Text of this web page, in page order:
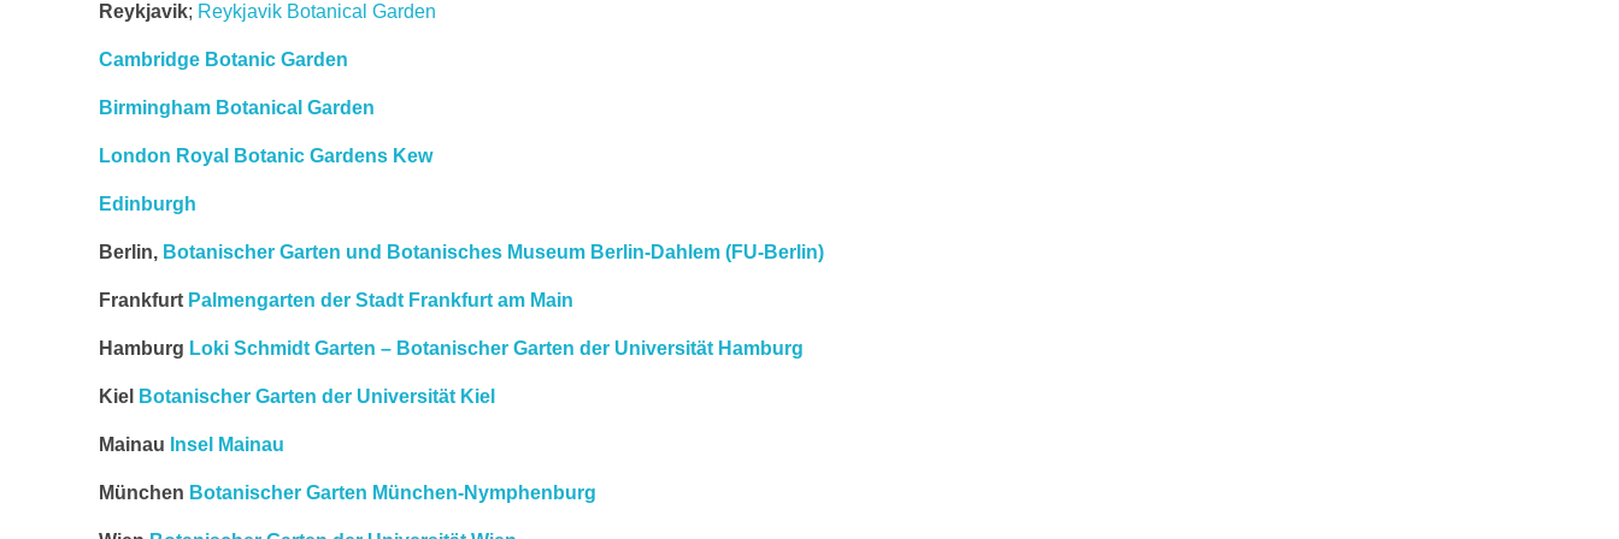
Reykjavik; Reykjavik Botanical Garden
Cambridge Botanic Garden
Birmingham Botanical Garden
London Royal Botanic Gardens Kew
Edinburgh
Berlin, Botanischer Garten und Botanisches Museum Berlin-Dahlem (FU-Berlin)
Frankfurt Palmengarten der Stadt Frankfurt am Main
Hamburg Loki Schmidt Garten – Botanischer Garten der Universität Hamburg
Kiel Botanischer Garten der Universität Kiel
Mainau Insel Mainau
München Botanischer Garten München-Nymphenburg